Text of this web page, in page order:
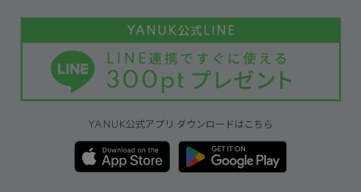
YANUK公式アプリ ダウンロードはこちら